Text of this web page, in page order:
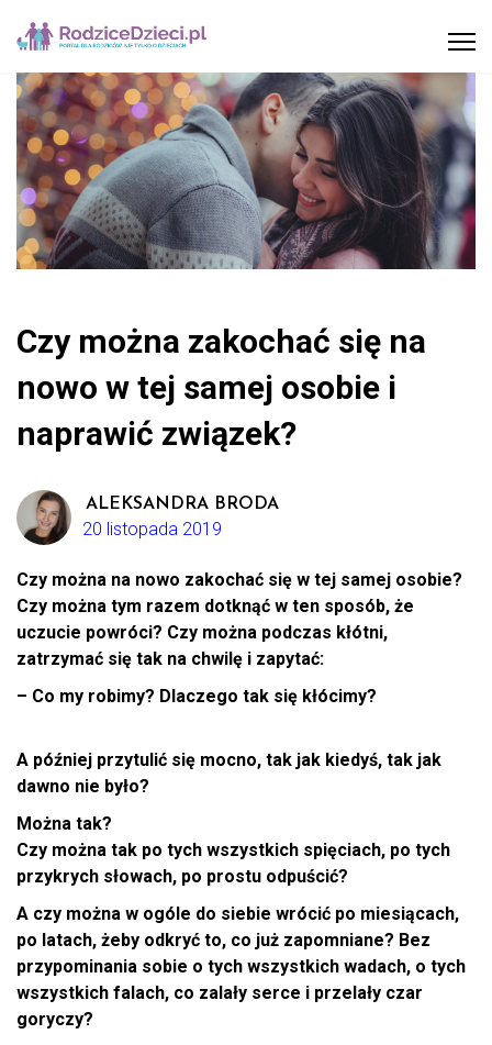
Czy można zakochać się na
nowo w tej samej osobie i
naprawić związek?
ALEKSANDRA BRODA
20 listopada 2019
Czy można na nowo zakochać się w tej samej osobie?
Czy można tym razem dotknąć w ten sposób, że
uczucie powróci? Czy można podczas kłótni,
zatrzymać się tak na chwilę i zapytać:
– Co my robimy? Dlaczego tak się kłócimy?
A później przytulić się mocno, tak jak kiedyś, tak jak
dawno nie było?
Można tak?
Czy można tak po tych wszystkich spięciach, po tych
przykrych słowach, po prostu odpuścić?
A czy można w ogóle do siebie wrócić po miesiącach,
po latach, żeby odkryć to, co już zapomniane? Bez
przypominania sobie o tych wszystkich wadach, o tych
wszystkich falach, co zalały serce i przelały czar
goryczy?